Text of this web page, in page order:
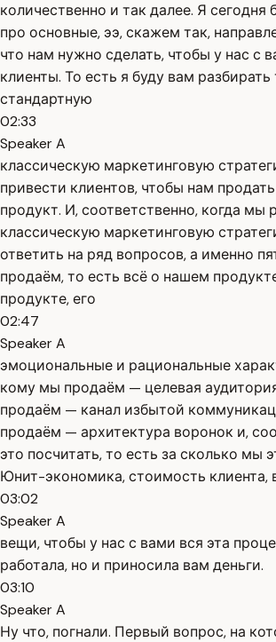
количественно и так далее. Я сегодня
про основные, ээ, скажем так,
что нам нужно сделать, чтобы у нас с
клиенты. То есть я буду вам
стандартную
02:33
Speaker A
классическую маркетинговую
привести клиентов, чтобы нам
продукт. И, соответственно, когда мы
классическую маркетинговую
ответить на ряд вопросов, а именно
продаём, то есть всё о нашем
продукте, его
02:47
Speaker A
эмоциональные и рациональные
кому мы продаём — целевая
продаём — канал избытой
продаём — архитектура воронок и,
это посчитать, то есть за сколько мы
Юнит-экономика, стоимость клиента,
03:02
Speaker A
вещи, чтобы у нас с вами вся эта
работала, но и приносила вам деньги.
03:10
Speaker A
Ну что, погнали. Первый вопрос, на